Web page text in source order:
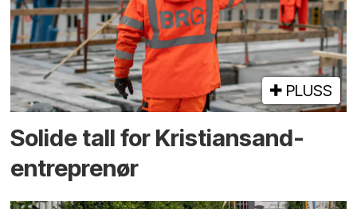
PLUSS
Solide tall for Kristiansand-
entreprenør